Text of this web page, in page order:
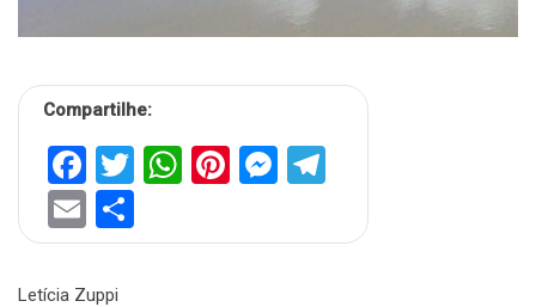
Compartilhe:
Facebook
Twitter
WhatsApp
Pinterest
Messenger
Email
Letícia Zuppi